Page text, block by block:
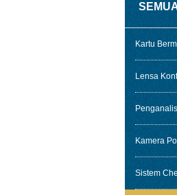
Kartu
Lensa
Kamera
Sistem